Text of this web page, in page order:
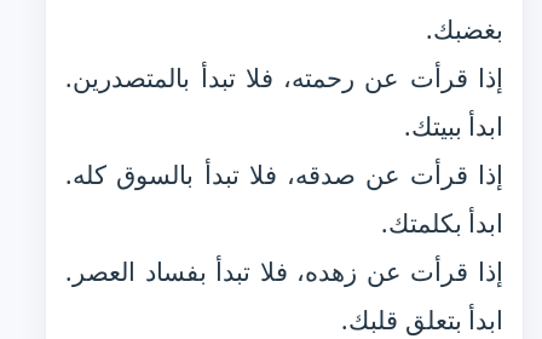
بغضبك.
إذا قرأت عن رحمته، فلا تبدأ بالمتصدرين.
ابدأ ببيتك.
إذا قرأت عن صدقه، فلا تبدأ بالسوق كله.
ابدأ بكلمتك.
إذا قرأت عن زهده، فلا تبدأ بفساد العصر.
ابدأ بتعلق قلبك.